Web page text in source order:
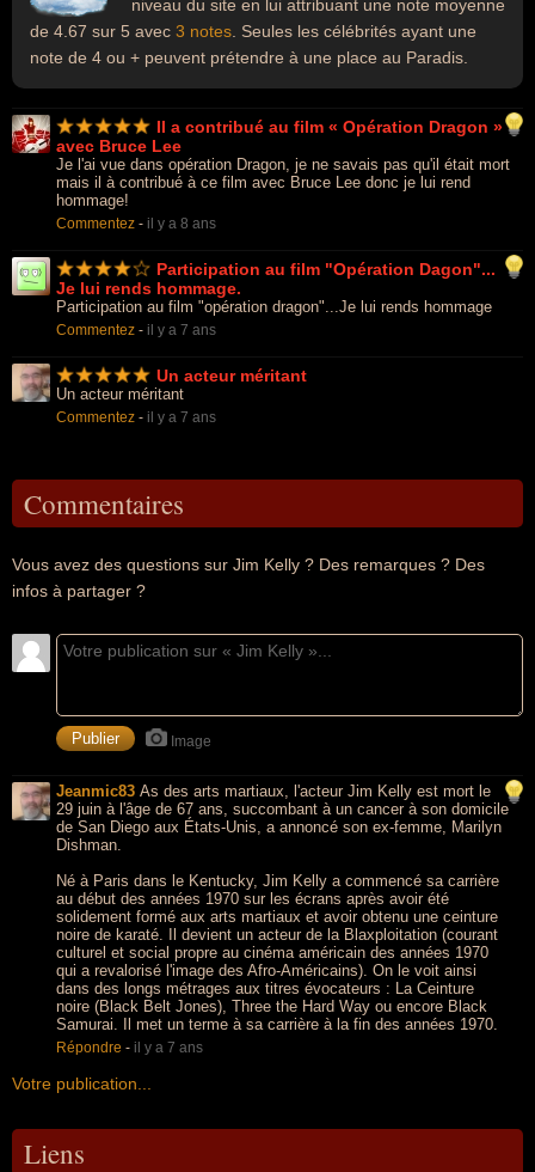
niveau du site en lui attribuant une note moyenne
de 4.67 sur 5 avec 3 notes . Seules les célébrités ayant une
note de 4 ou + peuvent prétendre à une place au Paradis.
Il a contribué au film « Opération Dragon »
avec Bruce Lee
Je l'ai vue dans opération Dragon, je ne savais pas qu'il était mort
mais il à contribué à ce film avec Bruce Lee donc je lui rend
hommage!
Commentez - il y a 8 ans
Participation au film "Opération Dagon"...
Je lui rends hommage.
Participation au film "opération dragon"...Je lui rends hommage
Commentez - il y a 7 ans
Un acteur méritant
Un acteur méritant
Commentez - il y a 7 ans
Commentaires
Vous avez des questions sur Jim Kelly ? Des remarques ? Des
infos à partager ?
Image
Jeanmic83 As des arts martiaux, l'acteur Jim Kelly est mort le
29 juin à l'âge de 67 ans, succombant à un cancer à son domicile
de San Diego aux États-Unis, a annoncé son ex-femme, Marilyn
Dishman.
Né à Paris dans le Kentucky, Jim Kelly a commencé sa carrière
au début des années 1970 sur les écrans après avoir été
solidement formé aux arts martiaux et avoir obtenu une ceinture
noire de karaté. Il devient un acteur de la Blaxploitation (courant
culturel et social propre au cinéma américain des années 1970
qui a revalorisé l'image des Afro-Américains). On le voit ainsi
dans des longs métrages aux titres évocateurs : La Ceinture
noire (Black Belt Jones), Three the Hard Way ou encore Black
Samurai. Il met un terme à sa carrière à la fin des années 1970.
Répondre - il y a 7 ans
Votre publication...
Liens